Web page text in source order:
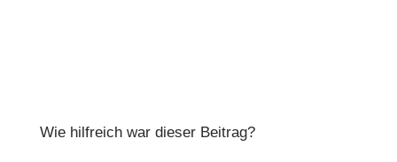
Wie hilfreich war dieser Beitrag?